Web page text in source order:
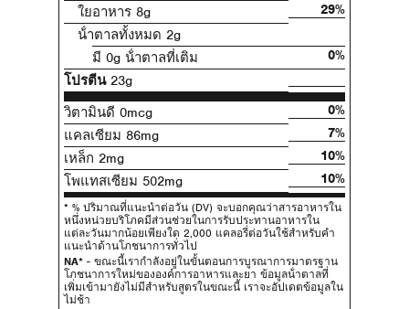
ใยอาหาร 8g
29%
น้ําตาลทั้งหมด 2g
มี 0g น้ําตาลที่เติม
0%
โปรตีน23g
วิตามินดี 0mcg
0%
แคลเซียม 86mg
7%
เหล็ก 2mg
10%
โพแทสเซียม 502mg
10%
* % ปริมาณที่แนะนําต่อวัน (DV) จะบอกคุณว่าสารอาหารใน
หนึ่งหน่วยบริโภคมีส่วนช่วยในการรับประทานอาหารใน
แต่ละวันมากน้อยเพียงใด 2,000 แคลอรี่ต่อวันใช้สําหรับคํา
แนะนําด้านโภชนาการทั่วไป
NA* - ขณะนี้เรากําลังอยู่ในขั้นตอนการบูรณาการมาตรฐาน
โภชนาการใหม่ขององค์การอาหารและยา ข้อมูลน้ําตาลที่
เพิ่มเข้ามายังไม่มีสําหรับสูตรในขณะนี้ เราจะอัปเดตข้อมูลใน
ไม่ช้า